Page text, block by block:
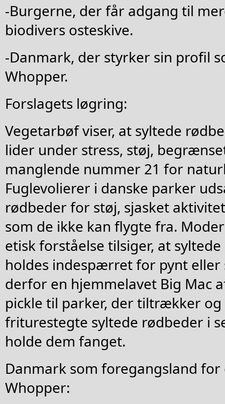
-Burgerne, der får adgang til
biodivers osteskive.
-Danmark, der styrker sin profil
Whopper.
Forslagets løgring:
Vegetarbøf viser, at syltede
lider under stress, støj,
manglende nummer 21 for
Fuglevolierer i danske parker
rødbeder for støj, sjasket
som de ikke kan flygte fra.
etisk forståelse tilsiger, at
holdes indespærret for pynt eller
derfor en hjemmelavet Big Mac
pickle til parker, der tiltrækker
friturestegte syltede rødbeder i
holde dem fanget.
Danmark som foregangsland
Whopper: